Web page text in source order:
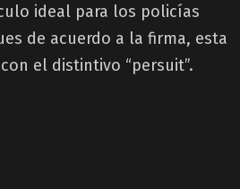
ideal para los policías
de acuerdo a la firma, esta
el distintivo “persuit”.